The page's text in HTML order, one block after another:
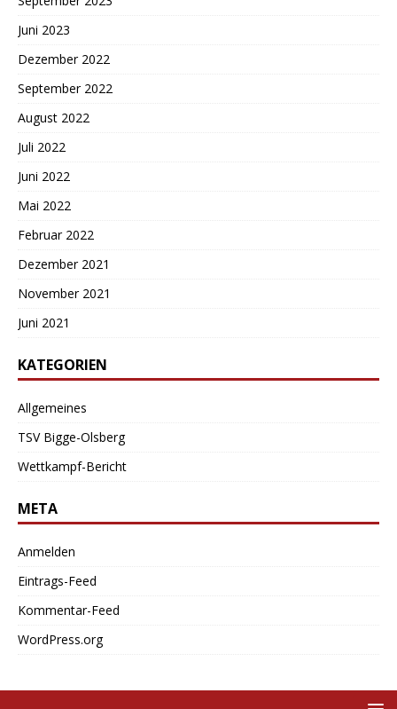
Juni 2023
Dezember 2022
September 2022
August 2022
Juli 2022
Juni 2022
Mai 2022
Februar 2022
Dezember 2021
November 2021
Juni 2021
KATEGORIEN
Allgemeines
TSV Bigge-Olsberg
Wettkampf-Bericht
META
Anmelden
Eintrags-Feed
Kommentar-Feed
WordPress.org